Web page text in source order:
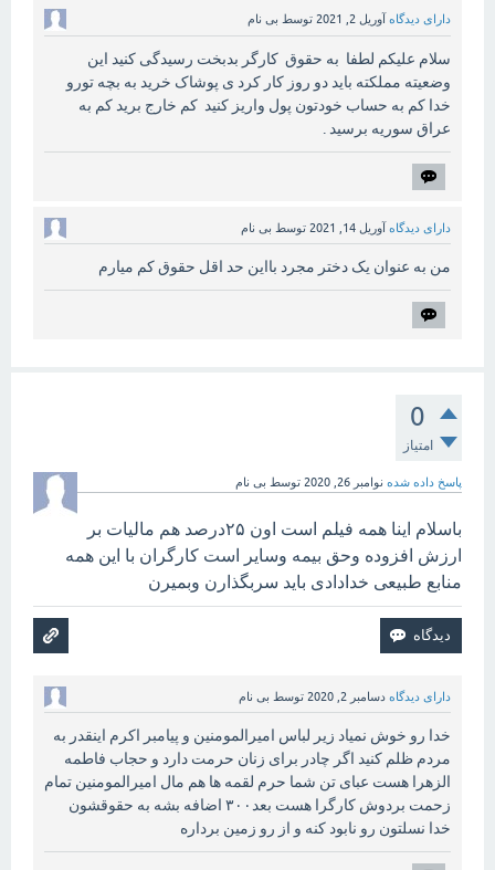
دارای دیدگاه آوریل 2, 2021 توسط بی نام
سلام علیکم لطفا به حقوق کارگر بدبخت رسیدگی کنید این
وضعیته مملکته باید دو روز کار کرد ی پوشاک خرید به بچه تورو
خدا کم به حساب خودتون پول واریز کنید کم خارج برید کم به
عراق سوریه برسید .
دارای دیدگاه آوریل 14, 2021 توسط بی نام
من به عنوان یک دختر مجرد بااین حد اقل حقوق کم میارم
0
امتیاز
پاسخ داده شده نوامبر 26, 2020 توسط بی نام
باسلام اینا همه فیلم است اون ۲۵درصد هم مالیات بر
ارزش افزوده وحق بیمه وسایر است کارگران با این همه
منابع طبیعی خدادادی باید سربگذارن وبمیرن
دارای دیدگاه دسامبر 2, 2020 توسط بی نام
خدا رو خوش نمیاد زیر لباس امیرالمومنین و پیامبر اکرم اینقدر به
مردم ظلم کنید اگر چادر برای زنان حرمت دارد و حجاب فاطمه
الزهرا هست عبای تن شما حرم لقمه ها هم مال امیرالمومنین تمام
زحمت بردوش کارگرا هست بعد۳۰۰ اضافه بشه به حقوقشون
خدا نسلتون رو نابود کنه و از رو زمین برداره